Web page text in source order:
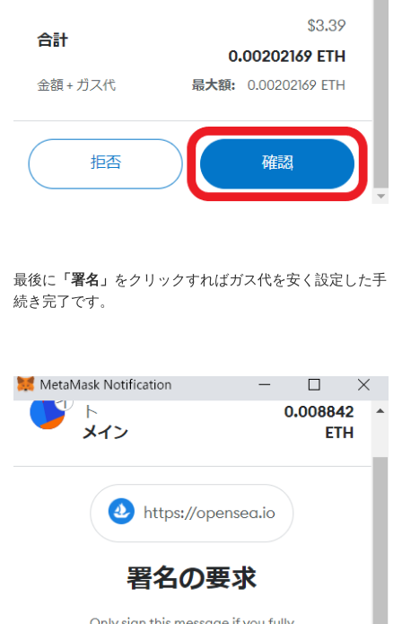
最後に 「署名」 をクリックすればガス代を安く設定した手
続き完了です。